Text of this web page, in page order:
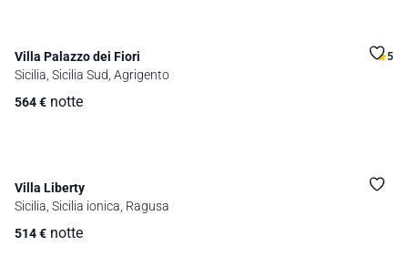
Villa Palazzo dei Fiori 5
Sicilia, Sicilia Sud, Agrigento
564€ notte
Villa Liberty
Sicilia, Sicilia ionica, Ragusa
514€ notte